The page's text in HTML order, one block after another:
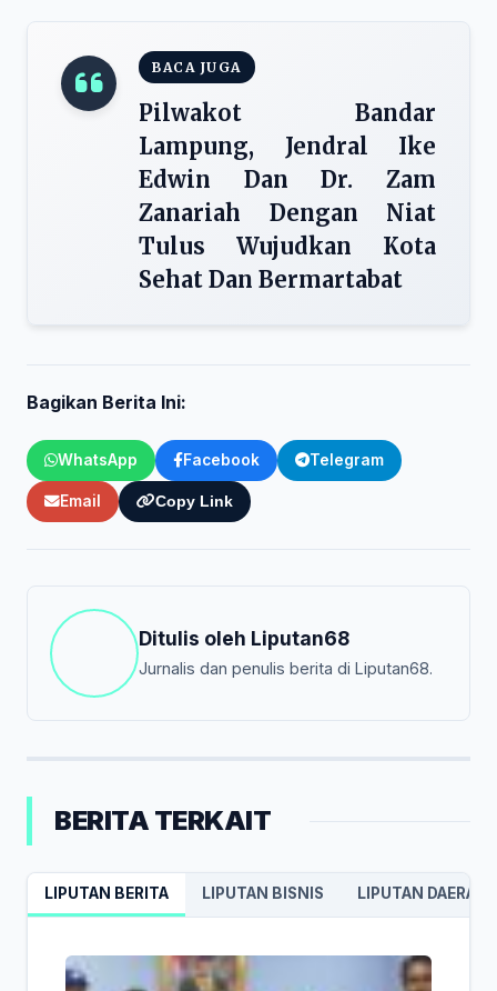
BACA JUGA
Pilwakot Bandar
Lampung, Jendral Ike
Edwin Dan Dr. Zam
Zanariah Dengan Niat
Tulus Wujudkan Kota
Sehat Dan Bermartabat
Bagikan Berita Ini:
WhatsApp Facebook Telegram
Email Copy Link
Ditulis oleh Liputan68
Jurnalis dan penulis berita di Liputan68.
BERITA TERKAIT
LIPUTAN BERITA LIPUTAN BISNIS LIPUTAN DAERAH